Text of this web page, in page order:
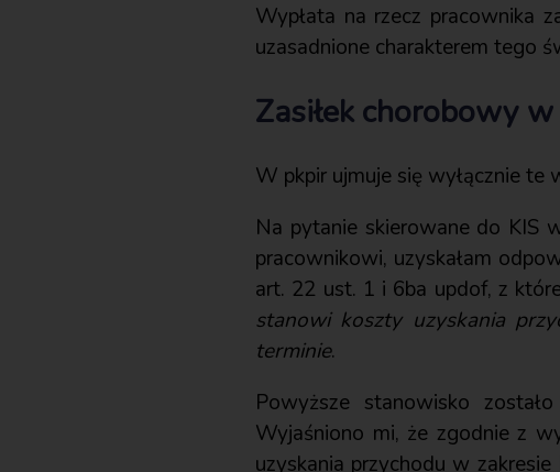
Wypłata na rzecz pracownika
uzasadnione charakterem tego
Zasiłek chorobowy
W pkpir ujmuje się wyłącznie
Na pytanie skierowane do KIS
pracownikowi, uzyskałam
art. 22 ust. 1 i 6ba updof, z
stanowi koszty uzyskania
terminie.
Powyższe stanowisko
Wyjaśniono mi, że zgodnie z
uzyskania przychodu w